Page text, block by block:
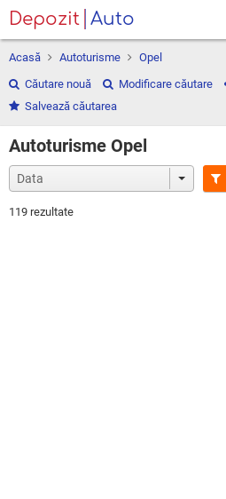
Depozit Auto
Acasă Autoturisme
Opel
Căutare nouă
Modificare căutare
Salvează căutarea
Autoturisme Opel
119 rezultate